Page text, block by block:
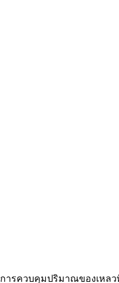
ารควบคุมปริมาณของเหลว